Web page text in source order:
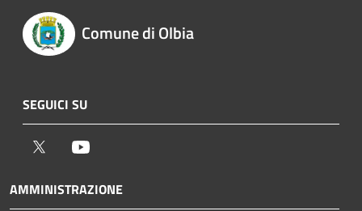
Comune di Olbia
SEGUICI SU
Twitter
AMMINISTRAZIONE